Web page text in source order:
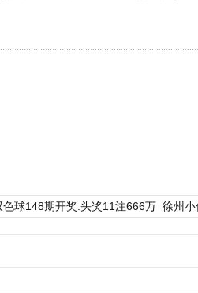
色球148期开奖:头奖11注666万 徐州